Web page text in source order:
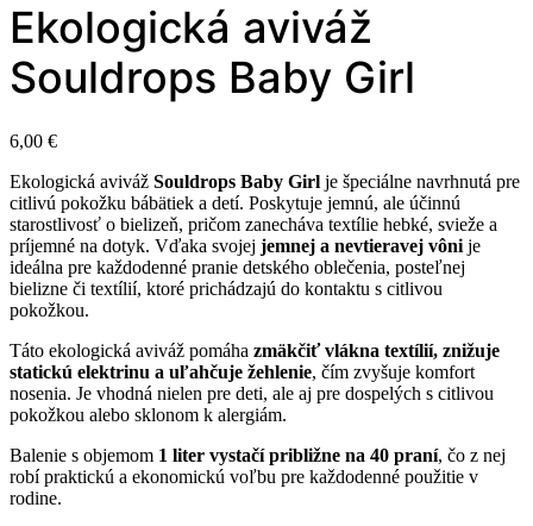
Ekologická aviváž
Souldrops Baby Girl
6,00 €
Ekologická aviváž Souldrops Baby Girl je špeciálne navrhnutá pre
citlivú pokožku bábätiek a detí. Poskytuje jemnú, ale účinnú
starostlivosť o bielizeň, pričom zanecháva textílie hebké, svieže a
príjemné na dotyk. Vďaka svojej jemnej a nevtieravej vôni je
ideálna pre každodenné pranie detského oblečenia, posteľnej
bielizne či textílií, ktoré prichádzajú do kontaktu s citlivou
pokožkou.
Táto ekologická aviváž pomáha zmäkčiť vlákna textílií, znižuje
statickú elektrinu a uľahčuje žehlenie, čím zvyšuje komfort
nosenia. Je vhodná nielen pre deti, ale aj pre dospelých s citlivou
pokožkou alebo sklonom k alergiám.
Balenie s objemom 1 liter vystačí približne na 40 praní, čo z nej
robí praktickú a ekonomickú voľbu pre každodenné použitie v
rodine.